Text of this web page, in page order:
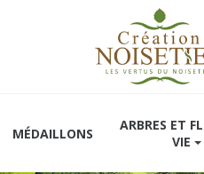
MÉDAILLONS
ARBRES ET
VIE